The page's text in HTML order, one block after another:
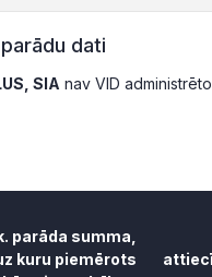
dati
SIA nav VID
parāda summa,
kuru piemērots